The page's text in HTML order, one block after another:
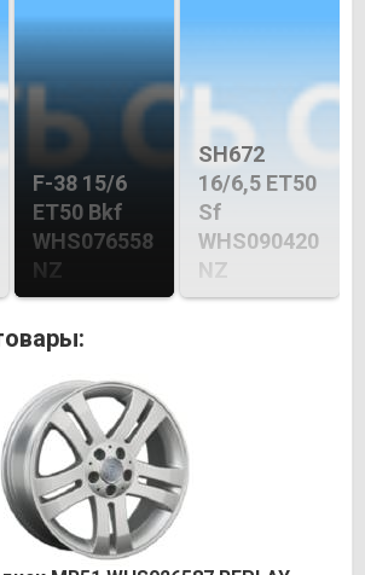
F-38 15/6
ET50 Bkf
WHS076558
NZ
SH672
16/6,5 ET50
Sf
WHS090420
NZ